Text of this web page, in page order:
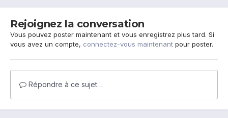
Rejoignez la conversation
Vous pouvez poster maintenant et vous enregistrez plus tard. Si
vous avez un compte, connectez-vous maintenant pour poster.
Répondre à ce sujet…